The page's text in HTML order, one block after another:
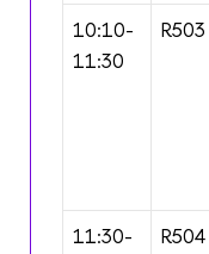
10:10-
11:30
R503
11:30-
R504